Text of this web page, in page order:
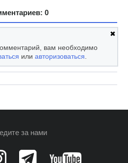
0
✖
вам необходимо
илиавторизоваться
за нами